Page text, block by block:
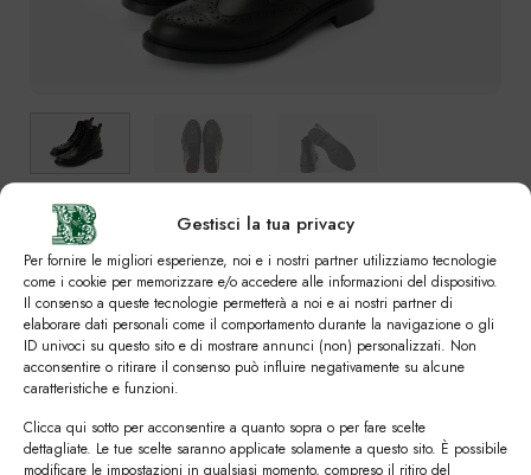
Gestisci la tua privacy
Per fornire le migliori esperienze, noi e i nostri partner utilizziamo tecnologie
come i cookie per memorizzare e/o accedere alle informazioni del dispositivo.
Il consenso a queste tecnologie permetterà a noi e ai nostri partner di
elaborare dati personali come il comportamento durante la navigazione o gli
ID univoci su questo sito e di mostrare annunci (non) personalizzati. Non
acconsentire o ritirare il consenso può influire negativamente su alcune
caratteristiche e funzioni.
Clicca qui sotto per acconsentire a quanto sopra o per fare scelte
dettagliate. Le tue scelte saranno applicate solamente a questo sito. È possibile
Colori
Numero
39 41,5 42